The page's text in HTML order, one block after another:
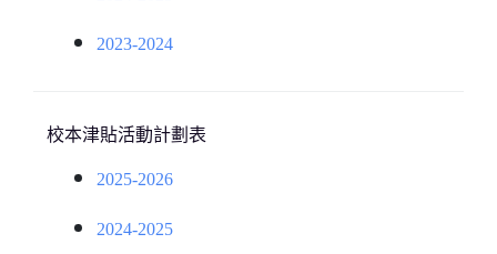
2023-2024
校本津貼活動計劃表
2025-2026
2024-2025